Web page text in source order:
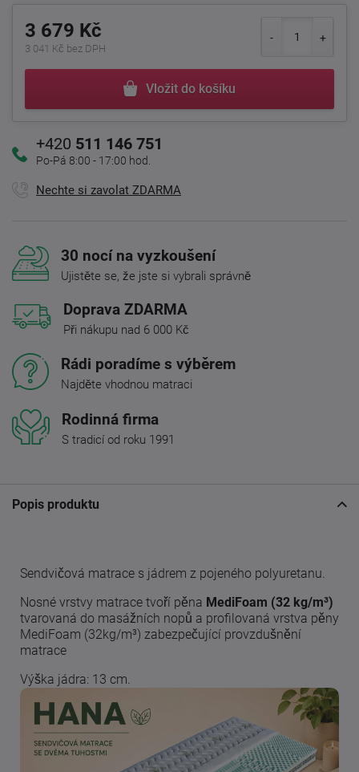
3 679 Kč
3 041 Kč bez DPH
Vložit do košíku
+420 511 146 751
Po-Pá 8:00 - 17:00 hod.
Nechte si zavolat ZDARMA
30 nocí na vyzkoušení
Ujistěte se, že jste si vybrali správně
Doprava ZDARMA
Při nákupu nad 6 000 Kč
Rádi poradíme s výběrem
Najděte vhodnou matraci
Rodinná firma
S tradicí od roku 1991
Popis produktu
Sendvičová matrace s jádrem z pojeného polyuretanu.
Nosné vrstvy matrace tvoří pěna MediFoam (32 kg/m³)
tvarovaná do masážních nopů a profilovaná vrstva pěny
MediFoam (32kg/m³) zabezpečující provzdušnění
matrace
Výška jádra: 13 cm.